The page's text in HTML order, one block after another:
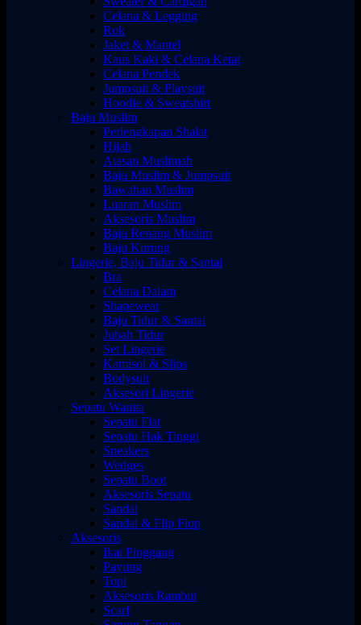
Celana & Legging
Rok
Jaket & Mantel
Kaus Kaki & Celana Ketat
Celana Pendek
Jumpsuit & Playsuit
Hoodie & Sweatshirt
Baju Muslim
Perlengkapan Shalat
Hijab
Atasan Muslimah
Baju Muslim & Jumpsuit
Bawahan Muslim
Luaran Muslim
Aksesoris Muslim
Baju Renang Muslim
Baju Kurung
Lingerie, Baju Tidur & Santai
Bra
Celana Dalam
Shapewear
Baju Tidur & Santai
Jubah Tidur
Set Lingerie
Kamisol & Slips
Bodysuit
Aksesori Lingerie
Sepatu Wanita
Sepatu Flat
Sepatu Hak Tinggi
Sneakers
Wedges
Sepatu Boot
Aksesoris Sepatu
Sandal
Sandal & Flip Flop
Aksesoris
Ikat Pinggang
Payung
Topi
Aksesoris Rambut
Scarf